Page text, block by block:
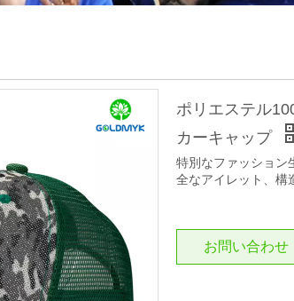
ポリエステル
カーキャップ
特別なファッション
全なアイレット、構
お問い合わせ